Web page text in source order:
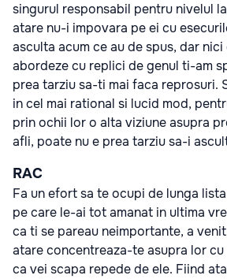
singurul responsabil pentru nivelul
atare nu-i impovara pe ei cu
asculta acum ce au de spus, dar
abordeze cu replici de genul ti-am
prea tarziu sa-ti mai faca reprosuri.
in cel mai rational si lucid mod,
prin ochii lor o alta viziune asupra
afli, poate nu e prea tarziu sa-i
RAC
Fa un efort sa te ocupi de lunga
pe care le-ai tot amanat in ultima
ca ti se pareau neimportante, a
atare concentreaza-te asupra lor
ca vei scapa repede de ele. Fiind